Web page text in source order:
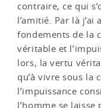
contraire, ce qui
l’amitié. Par là
fondements de la
véritable et
lors, la vertu
qu’à vivre sous la
l’impuissance
l’homme se